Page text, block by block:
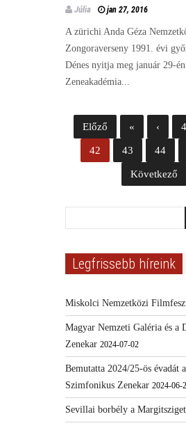
Júlia jan 27, 2016
A zürichi Anda Géza
Zongoraverseny 1991. évi
Dénes nyitja meg január 29-
Zeneakadémia...
Előző « ‹
42 43 44
Következő
Legfrissebb híreink
Miskolci Nemzetközi
Magyar Nemzeti Galéria és a
Zenekar 2024-07-02
Bemutatta 2024/25-ös évadát
Szimfonikus Zenekar 2024-06-
Sevillai borbély a